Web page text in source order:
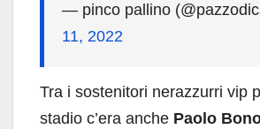
— pinco pallino
11, 2022
Tra i sostenitori nerazzurri vip
stadio c’era anche Paolo